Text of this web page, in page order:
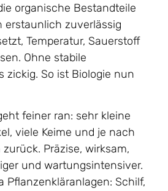
organische Bestandteile
erstaunlich zuverlässig
Temperatur, Sauerstoff
Ohne stabile
zickig. So ist Biologie nun
feiner ran: sehr kleine
viele Keime und je nach
Präzise, wirksam,
und wartungsintensiver.
Pflanzenkläranlagen: Schilf,